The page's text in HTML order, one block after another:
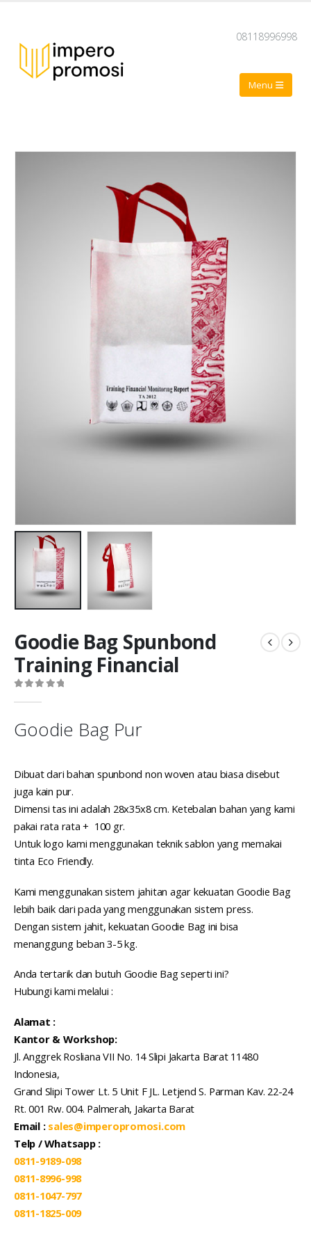
08118996998
Goodie Bag Spunbond
Training Financial
Goodie Bag Pur
Dibuat dari bahan spunbond non woven atau biasa disebut
juga kain pur.
Dimensi tas ini adalah 28x35x8 cm. Ketebalan bahan yang kami
pakai rata rata + 100 gr.
Untuk logo kami menggunakan teknik sablon yang memakai
tinta Eco Friendly.
Kami menggunakan sistem jahitan agar kekuatan Goodie Bag
lebih baik dari pada yang menggunakan sistem press.
Dengan sistem jahit, kekuatan Goodie Bag ini bisa
menanggung beban 3-5 kg.
Anda tertarik dan butuh Goodie Bag seperti ini?
Hubungi kami melalui :
Alamat :
Kantor & Workshop:
Jl. Anggrek Rosliana VII No. 14 Slipi Jakarta Barat 11480
Indonesia,
Grand Slipi Tower Lt. 5 Unit F JL. Letjend S. Parman Kav. 22-24
Rt. 001 Rw. 004. Palmerah, Jakarta Barat
Email : sales@imperopromosi.com
Telp / Whatsapp :
0811-9189-098
0811-8996-998
0811-1047-797
0811-1825-009